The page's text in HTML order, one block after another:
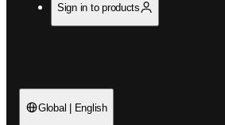
Sign in to products
Global | English